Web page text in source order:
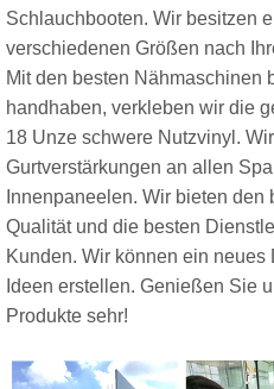
Schlauchbooten. Wir besitzen
verschiedenen Größen nach
Mit den besten Nähmaschinen
handhaben, verkleben wir die
18 Unze schwere Nutzvinyl.
Gurtverstärkungen an allen
Innenpaneelen. Wir bieten den
Qualität und die besten
Kunden. Wir können ein
Ideen erstellen. Genießen Sie
Produkte sehr!